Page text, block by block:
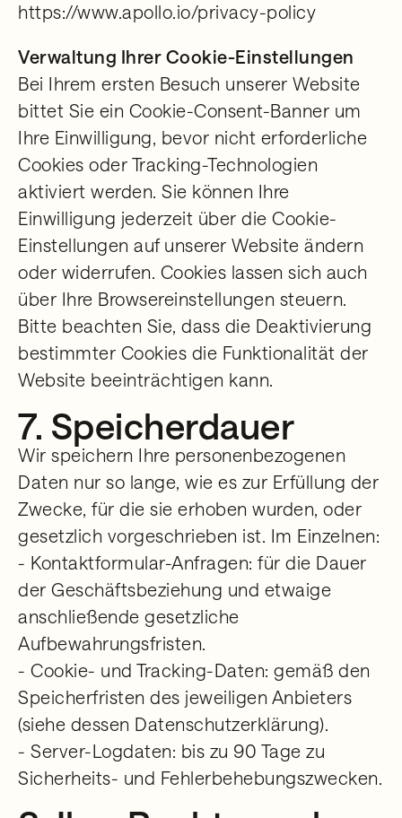
https://www.apollo.io/privacy-policy
Verwaltung Ihrer Cookie-Einstellungen
Bei Ihrem ersten Besuch unserer Website
bittet Sie ein Cookie-Consent-Banner um
Ihre Einwilligung, bevor nicht erforderliche
Cookies oder Tracking-Technologien
aktiviert werden. Sie können Ihre
Einwilligung jederzeit über die Cookie-
Einstellungen auf unserer Website ändern
oder widerrufen. Cookies lassen sich auch
über Ihre Browsereinstellungen steuern.
Bitte beachten Sie, dass die Deaktivierung
bestimmter Cookies die Funktionalität der
Website beeinträchtigen kann.
7. Speicherdauer
Wir speichern Ihre personenbezogenen
Daten nur so lange, wie es zur Erfüllung der
Zwecke, für die sie erhoben wurden, oder
gesetzlich vorgeschrieben ist. Im Einzelnen:
- Kontaktformular-Anfragen: für die Dauer
der Geschäftsbeziehung und etwaige
anschließende gesetzliche
Aufbewahrungsfristen.
- Cookie- und Tracking-Daten: gemäß den
Speicherfristen des jeweiligen Anbieters
(siehe dessen Datenschutzerklärung).
- Server-Logdaten: bis zu 90 Tage zu
Sicherheits- und Fehlerbehebungszwecken.